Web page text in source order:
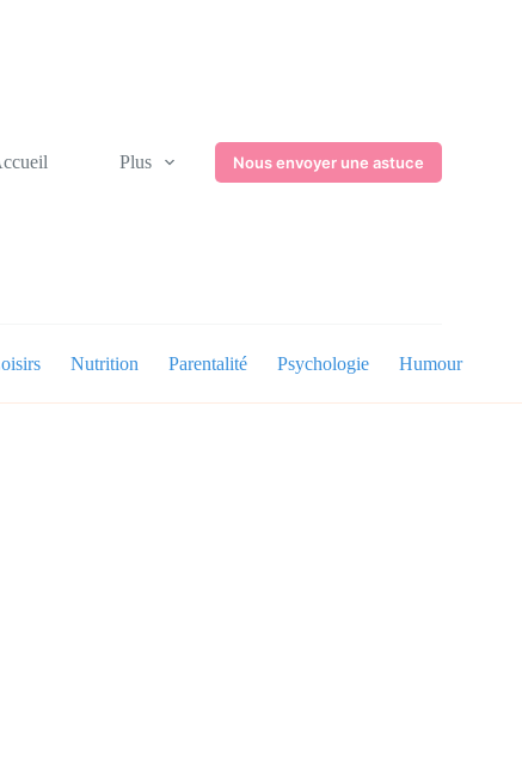
Plus Nous envoyer une astuce
Nutrition Parentalité Psychologie Humour